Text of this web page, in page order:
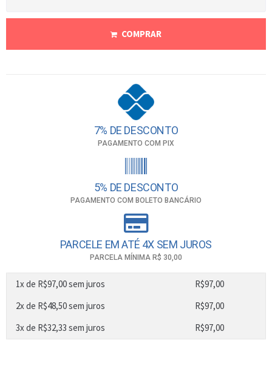
COMPRAR
7% DE DESCONTO
PAGAMENTO COM PIX
5% DE DESCONTO
PAGAMENTO COM BOLETO BANCÁRIO
PARCELE EM ATÉ 4X SEM JUROS
PARCELA MÍNIMA R$ 30,00
1x de R$97,00sem juros R$97,00
2x de R$48,50sem juros R$97,00
3x de R$32,33 sem juros R$97,00